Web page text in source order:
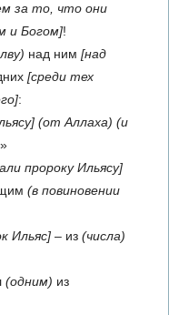
за то, что они
и Богом]!
над ним [над
[среди тех
:
(от Аллаха) (и
пророку Ильясу]
(в повиновении
Ильяс] – из (числа)
(одним) из